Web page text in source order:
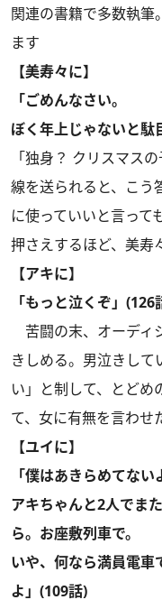
関連の書籍で多数執筆
ます
【美寿々に】
「ごめんなさい。
ぼく年上じゃないと駄
「独身？ クリスマス
線を送られると、こう
に使っていいと言って
押さえするほど、美寿
【アキに】
「もっと泣くぞ」(126
苦闘の末、オーディ
きしめる。男泣きして
い」と制して、とどめ
て、女に有無を言わせ
【ユイに】
「僕はあきらめてな
アキちゃんと2人でま
ら。お座敷列車で。
いや、何なら満員電車
よ」(109話)